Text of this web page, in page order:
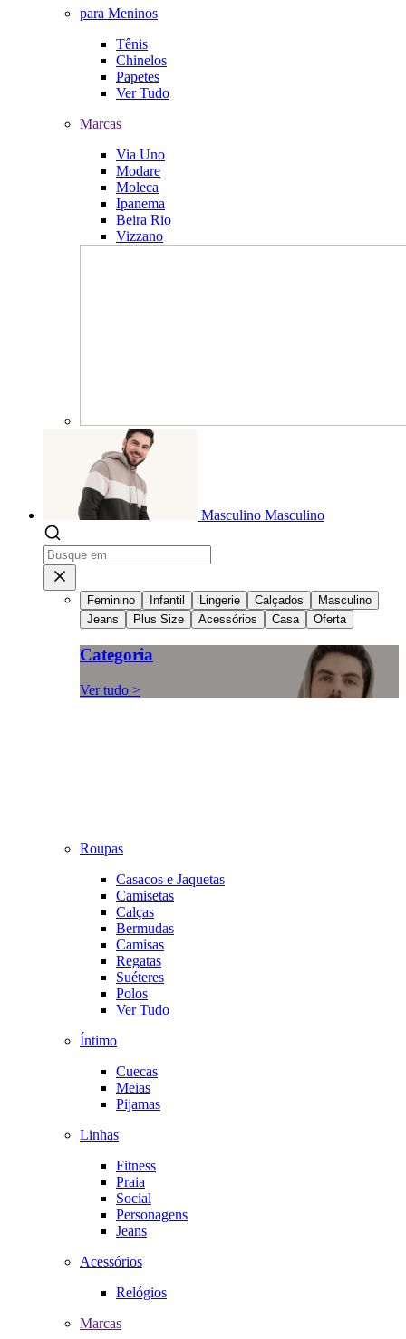
para Meninos
Tênis
Chinelos
Papetes
Ver Tudo
Marcas
Via Uno
Modare
Moleca
Ipanema
Beira Rio
Vizzano
Masculino Masculino
Feminino Infantil Lingerie Calçados
Masculino
Jeans
Plus Size Acessórios Casa Oferta
Categoria
Ver tudo >
Roupas
Casacos e Jaquetas
Camisetas
Calças
Bermudas
Camisas
Regatas
Suéteres
Polos
Ver Tudo
Íntimo
Cuecas
Meias
Pijamas
Linhas
Fitness
Praia
Social
Personagens
Jeans
Acessórios
Relógios
Marcas